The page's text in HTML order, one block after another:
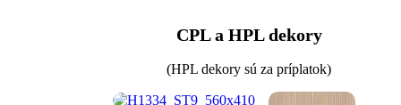
CPL a HPL dekory
(HPL dekory sú za príplatok)